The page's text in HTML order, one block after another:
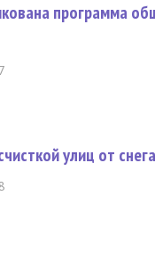
программа
улиц от